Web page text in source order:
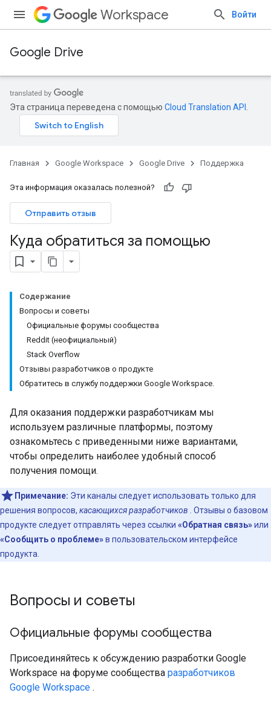
Workspace Войти
Google Drive
Эта страница переведена с помощью Cloud Translation API
Главная Google Workspace Google Drive Поддержка
Эта информация оказалась полезной?
Отправить отзыв
Куда обратиться за помощью
Содержание
Вопросы и советы
Официальные форумы сообщества
Reddit (неофициальный)
Stack Overflow
Отзывы разработчиков о продукте
Обратитесь в службу поддержки Google Workspace.
Для оказания поддержки разработчикам мы
используем различные платформы, поэтому
ознакомьтесь с приведенными ниже вариантами,
чтобы определить наиболее удобный способ
получения помощи.
Примечание: Эти каналы следует использовать только для
решения вопросов, касающихся разработчиков . Отзывы о базовом
продукте следует отправлять через ссылки «Обратная связь»или
«Сообщить о проблеме»в пользовательском интерфейсе
продукта.
Вопросы и советы
Официальные форумы сообщества
Присоединяйтесь к обсуждению разработки Google
Workspace на форуме сообщества разработчиков
Google Workspace .